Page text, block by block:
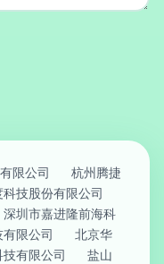
限公司
杭州腾捷
技股份有限公司
深圳市嘉进隆前海科
限公司
北京华
有限公司
盐山